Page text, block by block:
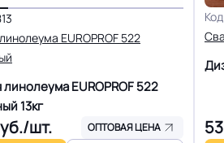
0.44 мм (440) мкм
R10
EUROPROF 522
EUROPROF 522
13кг
шт. ОПТОВАЯ ЦЕНА